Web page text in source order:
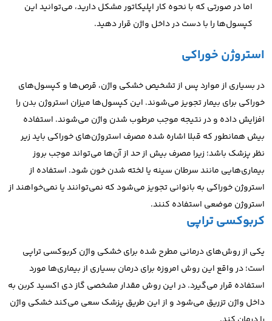
اما در صورتی که با نحوه کار اپلیکاتور مشکل دارید، می‌توانید این
کپسول‌ها را با دست در داخل واژن قرار دهید.
استروژن خوراکی
در بسیاری از موارد پس از تشخیص خشکی واژن، قرص‌ها و کپسول‌های
خوراکی برای بیمار تجویز می‌شوند. این کپسول‌ها میزان استروژن بدن را
افزایش داده و در نتیجه موجب مرطوب شدن واژن می‌شوند. استفاده
بیش همانطور که قبلا اشاره شده مصرف استروژن‌های خوراکی باید زیر
نظر پزشک باشد؛ زیرا مصرف بیش از حد از آن‌ها می‌تواند موجب بروز
بیماری‌هایی مانند سرطان سینه یا لخته شدن خون شود. استفاده از
استروژن خوراکی به بانوانی تجویز می‌شود که نمی‌توانند یا نمی‌خواهند از
استروژن موضعی استفاده کنند.
کربوکسی تراپی
یکی از روش‌های درمانی مطرح شده برای خشکی واژن کربوکسی تراپی
است؛ در واقع این روش امروزه برای درمان بسیاری از بیماری‌ها مورد
استفاده قرار می‌گیرد.در این روش مقدار مشخصی گاز دی اکسید کربن به
داخل واژن تزریق می‌شود و از این طریق پزشک سعی می‌کند خشکی واژن